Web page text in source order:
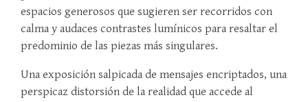
espacios generosos que sugieren ser recorridos con
calma y audaces contrastes lumínicos para resaltar el
predominio de las piezas más singulares.
Una exposición salpicada de mensajes encriptados, una
perspicaz distorsión de la realidad que accede al